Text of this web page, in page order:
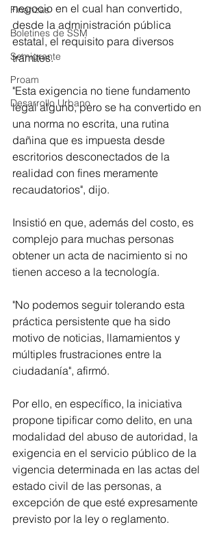
Finanzas
Boletines de SSM
Semigrante
Proam
Desarrollo Urbano
negocio en el cual han convertido,
desde la administración pública
estatal, el requisito para diversos
trámites.
"Esta exigencia no tiene fundamento
legal alguno, pero se ha convertido en
una norma no escrita, una rutina
dañina que es impuesta desde
escritorios desconectados de la
realidad con fines meramente
recaudatorios", dijo.
Insistió en que, además del costo, es
complejo para muchas personas
obtener un acta de nacimiento si no
tienen acceso a la tecnología.
"No podemos seguir tolerando esta
práctica persistente que ha sido
motivo de noticias, llamamientos y
múltiples frustraciones entre la
ciudadanía", afirmó.
Por ello, en específico, la iniciativa
propone tipificar como delito, en una
modalidad del abuso de autoridad, la
exigencia en el servicio público de la
vigencia determinada en las actas del
estado civil de las personas, a
excepción de que esté expresamente
previsto por la ley o reglamento.